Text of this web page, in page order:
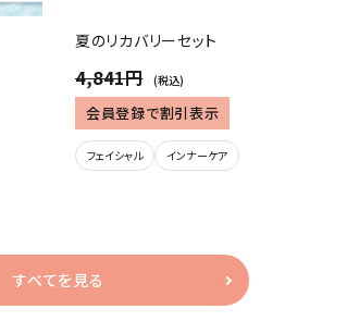
夏のリカバリーセット
4,841円 (税込)
会員登録で割引表示
フェイシャル インナーケア
すべてを見る